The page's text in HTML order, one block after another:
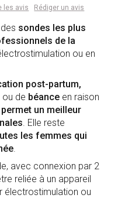
les avis Rédiger un avis
sondes les plus
de la
ou en
post-partum,
ou de béance en raison
un meilleur
. Elle reste
les femmes qui
avec connexion par 2
reliée à un appareil
électrostimulation ou